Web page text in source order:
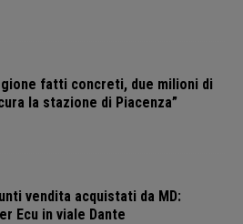
fatti concreti, due milioni di
la stazione di Piacenza”
vendita acquistati da MD:
Ecu in viale Dante